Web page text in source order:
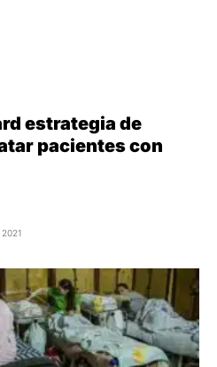
estrategia de
pacientes con
2021